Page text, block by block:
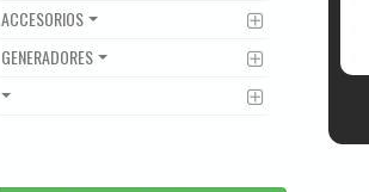
ACCESORIOS
GENERADORES